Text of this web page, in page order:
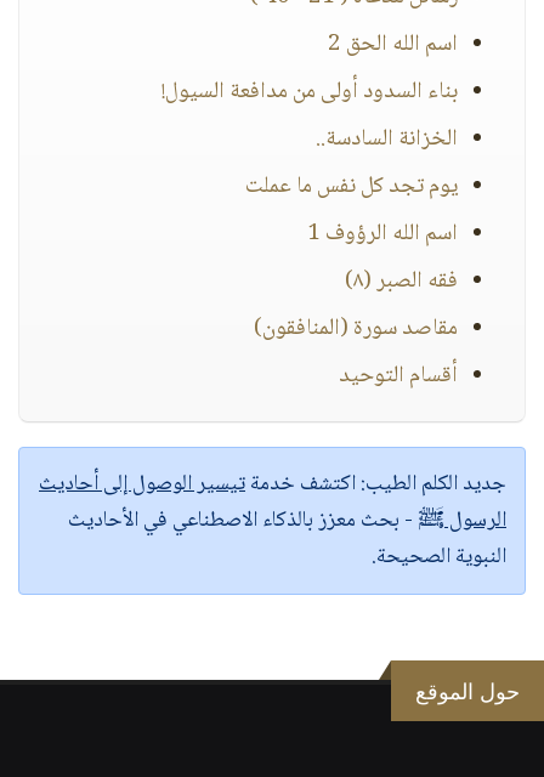
اسم الله الحق 2
بناء السدود أولى من مدافعة السيول!
الخزانة السادسة..
يوم تجد كل نفس ما عملت
اسم الله الرؤوف 1
فقه الصبر (٨)
مقاصد سورة (المنافقون)
أقسام التوحيد
جديد الكلم الطيب:اكتشف خدمةتيسير الوصول إلى أحاديث
الرسول ﷺ - بحث معزز بالذكاء الاصطناعي في الأحاديث
النبوية الصحيحة.
حول الموقع